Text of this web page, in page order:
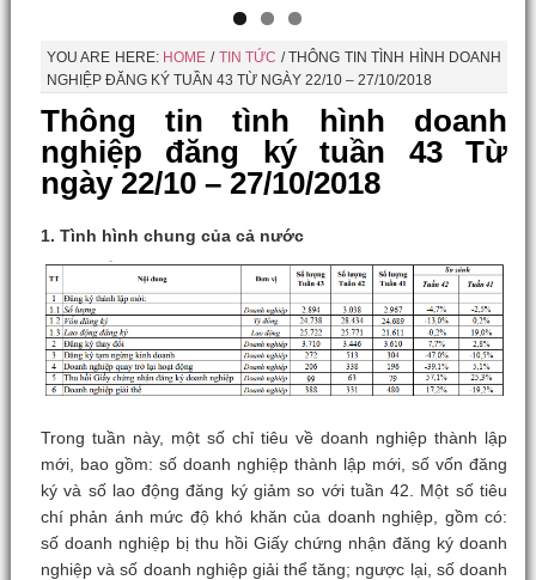
YOU ARE HERE: HOME / TIN TỨC /THÔNG TIN TÌNH HÌNH DOANH
NGHIỆP ĐĂNG KÝ TUẦN 43 TỪ NGÀY 22/10 – 27/10/2018
Thông tin tình hình doanh
nghiệp đăng ký tuần 43 Từ
ngày 22/10 – 27/10/2018
1. Tình hình chung của cả nước
Trong tuần này, một số chỉ tiêu về doanh nghiệp thành lập
mới, bao gồm: số doanh nghiệp thành lập mới, số vốn đăng
ký và số lao động đăng ký giảm so với tuần 42. Một số tiêu
chí phản ánh mức độ khó khăn của doanh nghiệp, gồm có:
số doanh nghiệp bị thu hồi Giấy chứng nhận đăng ký doanh
nghiệp và số doanh nghiệp giải thể tăng; ngược lại, số doanh